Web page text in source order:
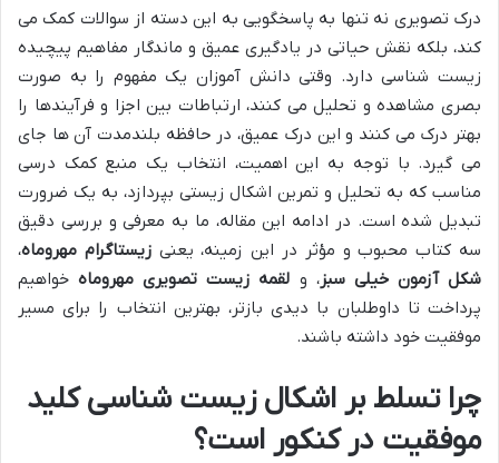
درک تصویری نه تنها به پاسخگویی به این دسته از سوالات کمک می
کند، بلکه نقش حیاتی در یادگیری عمیق و ماندگار مفاهیم پیچیده
زیست شناسی دارد. وقتی دانش آموزان یک مفهوم را به صورت
بصری مشاهده و تحلیل می کنند، ارتباطات بین اجزا و فرآیندها را
بهتر درک می کنند و این درک عمیق، در حافظه بلندمدت آن ها جای
می گیرد. با توجه به این اهمیت، انتخاب یک منبع کمک درسی
مناسب که به تحلیل و تمرین اشکال زیستی بپردازد، به یک ضرورت
تبدیل شده است. در ادامه این مقاله، ما به معرفی و بررسی دقیق
سه کتاب محبوب و مؤثر در این زمینه، یعنیزیستاگرام مهروماه،
شکل آزمون خیلی سبز، و لقمه زیست تصویری مهروماهخواهیم
پرداخت تا داوطلبان با دیدی بازتر، بهترین انتخاب را برای مسیر
موفقیت خود داشته باشند.
چرا تسلط بر اشکال زیست شناسی کلید
موفقیت در کنکور است؟